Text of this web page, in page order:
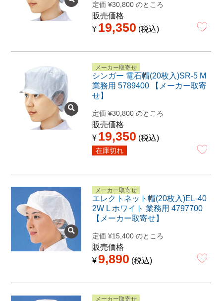
定価 ¥30,800 のところ
販売価格
¥ 19,350 税込
メーカー取寄せ
シンガー 電石帽(20枚入)SR-5 M
業務用 5789400 【メーカー取寄
せ】
定価 ¥30,800 のところ
販売価格
¥ 19,350 税込
在庫切れ
メーカー取寄せ
エレクトネット帽(20枚入)EL-40
2W L ホワイト 業務用 4797700
【メーカー取寄せ】
定価 ¥15,400 のところ
販売価格
¥9,890 税込
メーカー取寄せ